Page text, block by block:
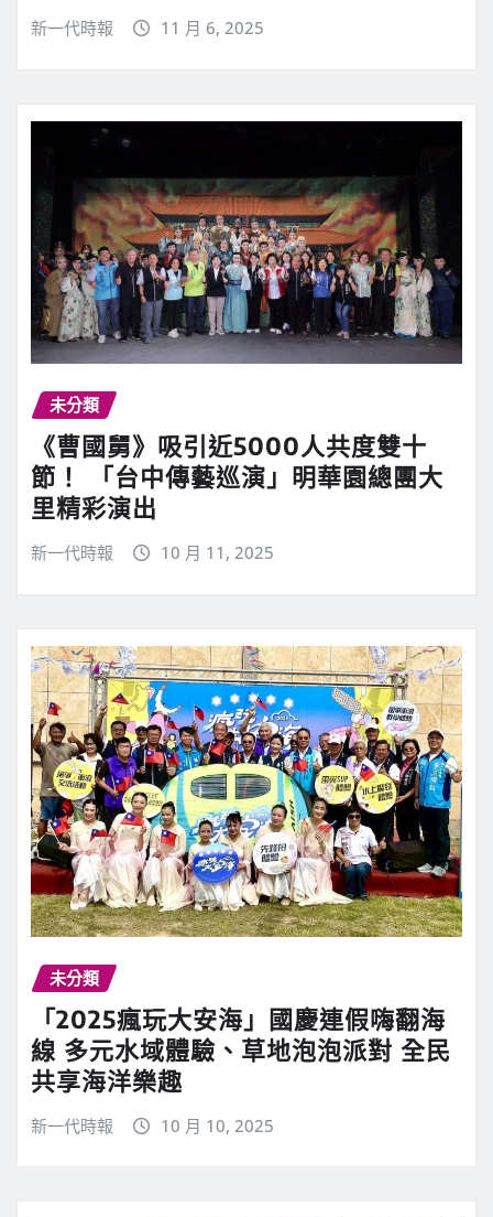
新一代時報 11 月 6, 2025
未分類
《曹國舅》吸引近5000人共度雙十
節！ 「台中傳藝巡演」明華園總團大
里精彩演出
新一代時報 10 月 11, 2025
未分類
「2025瘋玩大安海」國慶連假嗨翻海
線 多元水域體驗、草地泡泡派對 全民
共享海洋樂趣
新一代時報 10 月 10, 2025